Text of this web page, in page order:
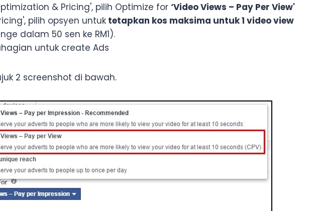
& Pricing', pilih Optimize for ‘Video Views – Pay Per View'
pilih opsyen untuk tetapkan kos maksima untuk 1 video view
dalam 50 sen ke RM1).
untuk create Ads
2 screenshot di bawah.